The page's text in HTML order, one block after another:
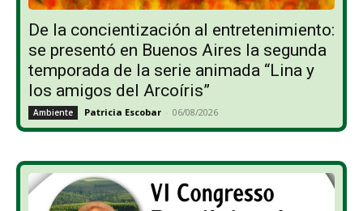
De la concientización al entretenimiento:
se presentó en Buenos Aires la segunda
temporada de la serie animada “Lina y
los amigos del Arcoíris”
Ambiente Patricia Escobar - 06/08/2026